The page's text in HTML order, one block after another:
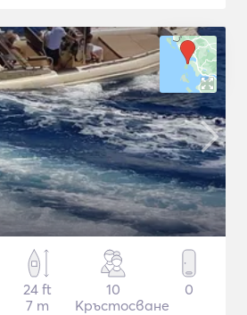
24 ft
7 m
10
Кръстосване
0